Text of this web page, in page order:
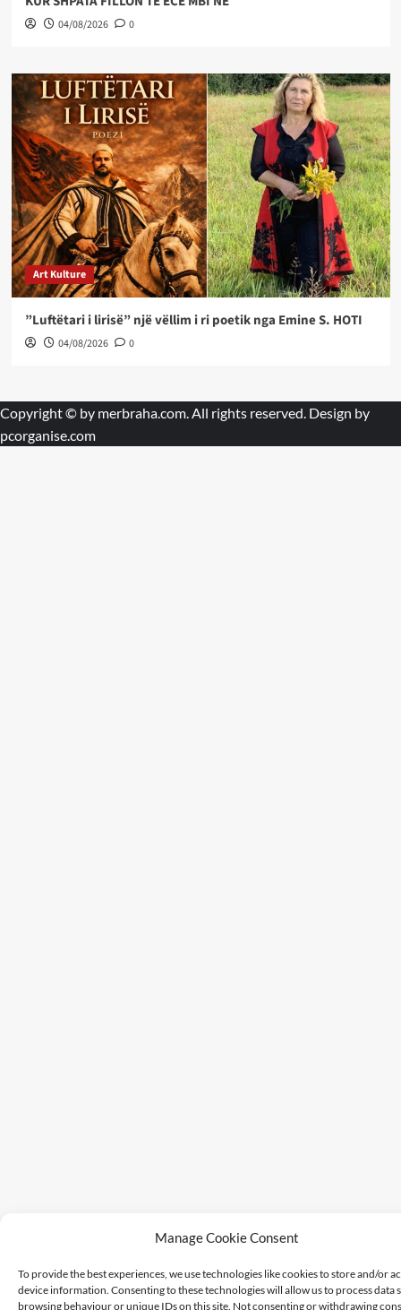
Manage Cookie Consent
To provide the best experiences, we use technologies like cookies to store and/or
device information. Consenting to these technologies will allow us to process data
browsing behaviour or unique IDs on this site. Not consenting or withdrawing
04/08/2026 0
Art Kulture
”Luftëtari i lirisë” një vëllim i ri poetik nga Emine S. HOTI
04/08/2026 0
Copyright © by merbraha.com. All rights reserved. Design by
pcorganise.com